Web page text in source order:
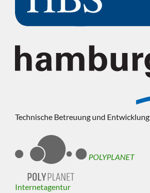
Technische Betreuung und Entwicklung
POLYPLANET
Internetagentur